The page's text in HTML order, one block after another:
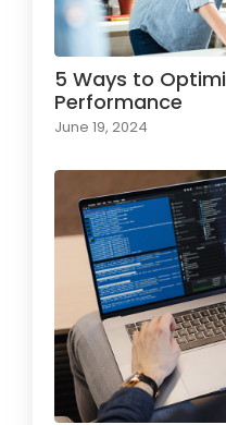
5 Ways to
Performance
June 19, 2024